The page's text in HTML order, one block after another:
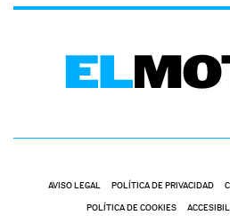
AVISO LEGAL POLÍTICA DE PRIVACIDAD
POLÍTICA DE COOKIES